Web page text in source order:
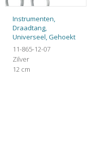
Instrumenten,
Draadtang,
Universeel, Gehoekt
11-865-12-07
Zilver
12 cm